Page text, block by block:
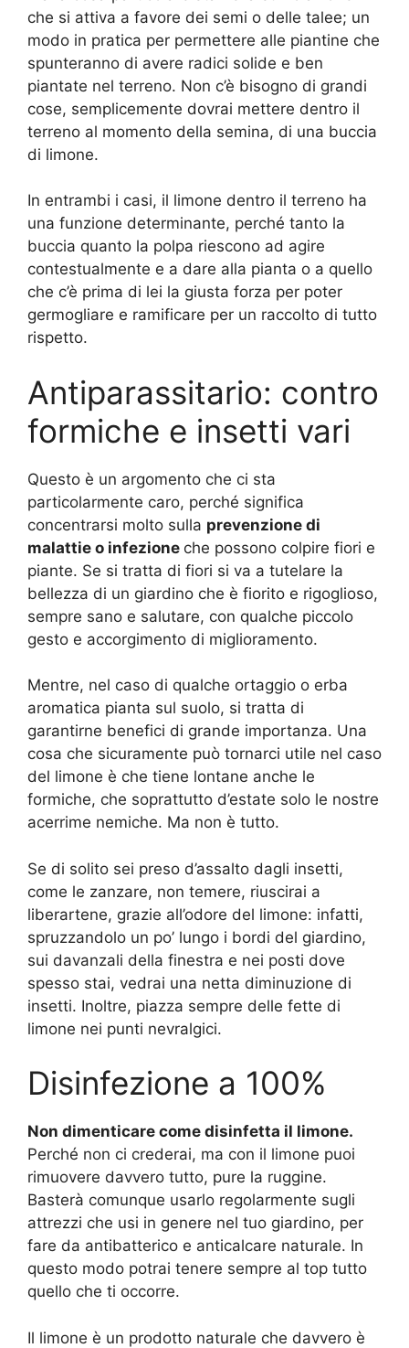
che si attiva a favore dei semi o delle talee; un
modo in pratica per permettere alle piantine che
spunteranno di avere radici solide e ben
piantate nel terreno. Non c’è bisogno di grandi
cose, semplicemente dovrai mettere dentro il
terreno al momento della semina, di una buccia
di limone.
In entrambi i casi, il limone dentro il terreno ha
una funzione determinante, perché tanto la
buccia quanto la polpa riescono ad agire
contestualmente e a dare alla pianta o a quello
che c’è prima di lei la giusta forza per poter
germogliare e ramificare per un raccolto di tutto
rispetto.
Antiparassitario: contro
formiche e insetti vari
Questo è un argomento che ci sta
particolarmente caro, perché significa
concentrarsi molto sulla prevenzione di
malattie o infezione che possono colpire fiori e
piante. Se si tratta di fiori si va a tutelare la
bellezza di un giardino che è fiorito e rigoglioso,
sempre sano e salutare, con qualche piccolo
gesto e accorgimento di miglioramento.
Mentre, nel caso di qualche ortaggio o erba
aromatica pianta sul suolo, si tratta di
garantirne benefici di grande importanza. Una
cosa che sicuramente può tornarci utile nel caso
del limone è che tiene lontane anche le
formiche, che soprattutto d’estate solo le nostre
acerrime nemiche. Ma non è tutto.
Se di solito sei preso d’assalto dagli insetti,
come le zanzare, non temere, riuscirai a
liberartene, grazie all’odore del limone: infatti,
spruzzandolo un po’ lungo i bordi del giardino,
sui davanzali della finestra e nei posti dove
spesso stai, vedrai una netta diminuzione di
insetti. Inoltre, piazza sempre delle fette di
limone nei punti nevralgici.
Disinfezione a 100%
Non dimenticare come disinfetta il limone.
Perché non ci crederai, ma con il limone puoi
rimuovere davvero tutto, pure la ruggine.
Basterà comunque usarlo regolarmente sugli
attrezzi che usi in genere nel tuo giardino, per
fare da antibatterico e anticalcare naturale. In
questo modo potrai tenere sempre al top tutto
quello che ti occorre.
Il limone è un prodotto naturale che davvero è